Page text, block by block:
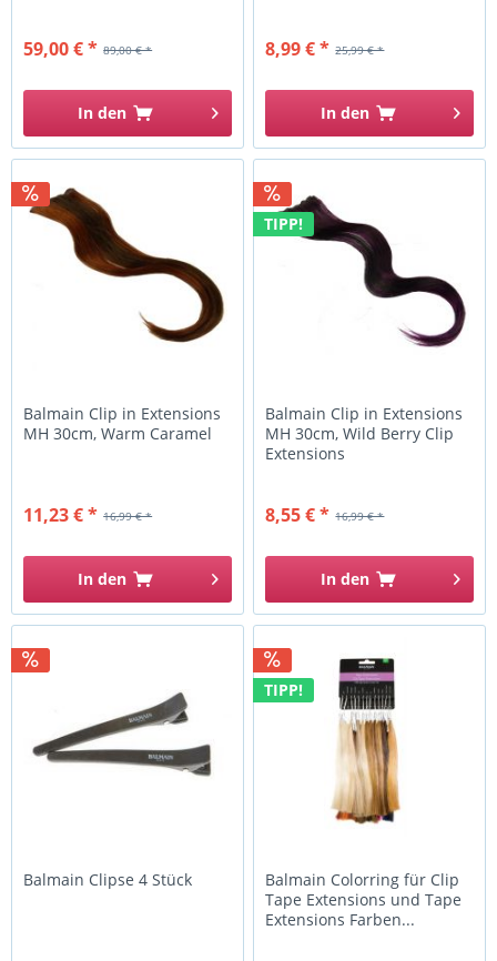
89,00 € *
59,00 € *
In den
25,99 € *
8,99 € *
In den
Balmain Clip in Extensions
MH 30cm, Warm Caramel
16,99 € *
11,23 € *
In den
TIPP!
Balmain Clip in Extensions
MH 30cm, Wild Berry Clip
Extensions
16,99 € *
8,55 € *
In den
Balmain Clipse 4 Stück
TIPP!
Balmain Colorring für Clip
Tape Extensions und Tape
Extensions Farben...